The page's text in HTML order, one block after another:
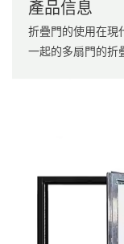
產品信息
折疊門的使用在現
一起的多扇門的折